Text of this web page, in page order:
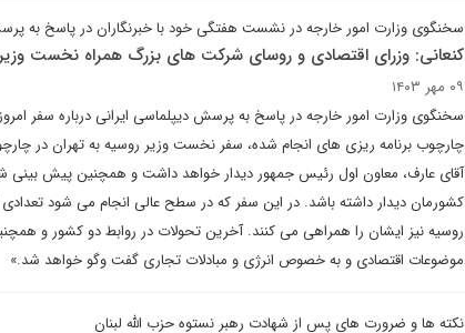
سخنگوی وزارت امور خارجه در نشست هفتگی خود با خبرنگاران در پاسخ به
کنعانی: وزرای اقتصادی و روسای شرکت های بزرگ همراه نخست
۰۹ مهر ۱۴۰۳
سخنگوی وزارت امور خارجه در پاسخ به پرسش دیپلماسی ایرانی درباره سفر
چارچوب برنامه ریزی های انجام شده، سفر نخست وزیر روسیه به تهران در
آقای عارف، معاون اول رئیس جمهور دیدار خواهد داشت و همچنین پیش بینی
کشورمان دیدار داشته باشد. در این سفر که در سطح عالی انجام می شود
روسیه نیز ایشان را همراهی می کنند. آخرین تحولات در روابط دو کشور و
موضوعات اقتصادی و به خصوص انرژی و مبادلات تجاری گفت وگو خواهد شد.»
نکته ها و ضرورت های پس از شهادت رهبر نستوه حزب الله لبنان